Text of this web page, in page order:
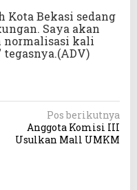
Kota Bekasi sedang
Saya akan
normalisasi kali
tegasnya.(ADV)
Pos berikutnya
Anggota Komisi III
Usulkan Mall UMKM